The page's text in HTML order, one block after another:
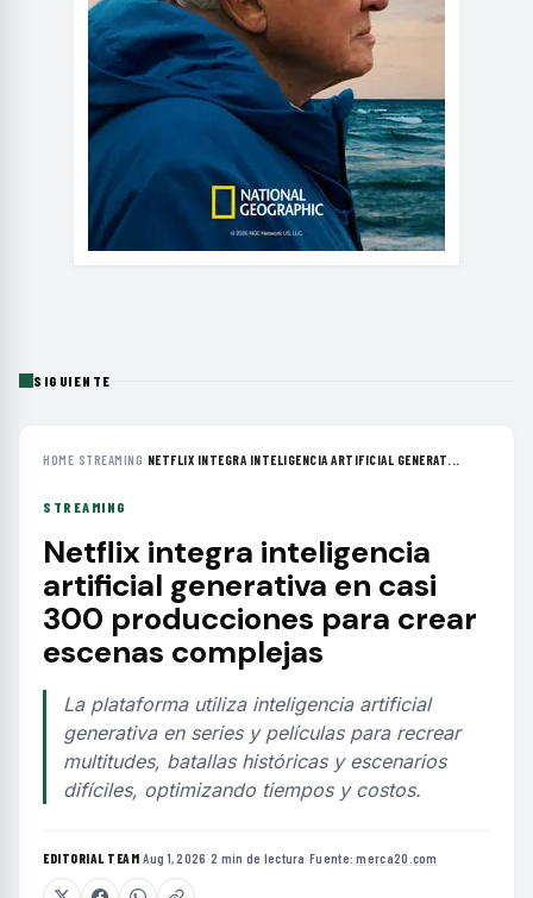
SIGUIENTE
HOME› STREAMING› NETFLIX INTEGRA INTELIGENCIA ARTIFICIAL GENERAT...
STREAMING
Netflix integra inteligencia
artificial generativa en casi
300 producciones para crear
escenas complejas
La plataforma utiliza inteligencia artificial
generativa en series y películas para recrear
multitudes, batallas históricas y escenarios
difíciles, optimizando tiempos y costos.
EDITORIAL TEAM·Aug 1, 2026 ·2 min de lectura ·Fuente:merca20.com